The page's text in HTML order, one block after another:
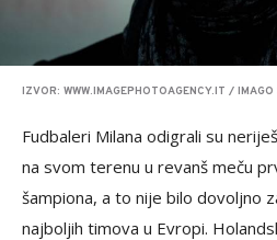
IZVOR: WWW.IMAGEPHOTOAGENCY.IT /
Fudbaleri Milana odigrali su
na svom terenu u revanš meču
šampiona, a to nije bilo dovoljno
najboljih timova u Evropi.